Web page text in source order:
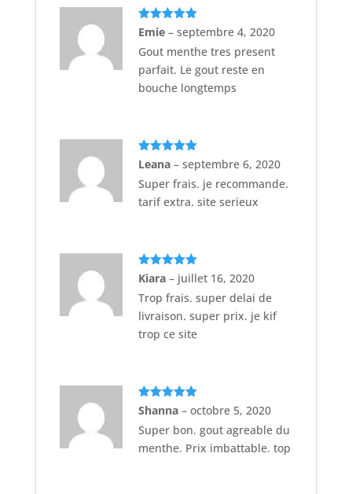
Note
sur
5
Emie – septembre 4, 2020
Gout menthe tres present
parfait. Le gout reste en
bouche longtemps
Note5 sur
5
Leana – septembre 6, 2020
Super frais. je recommande.
tarif extra. site serieux
Note5
sur
5
Kiara – juillet 16, 2020
Trop frais. super delai de
livraison. super prix. je kif
trop ce site
Note5sur
5
Shanna – octobre 5, 2020
Super bon. gout agreable du
menthe. Prix imbattable. top